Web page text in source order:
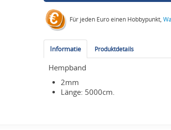
Für jeden Euro einen Hobbypunkt,
Informatie Produktdetails
Hempband
2mm
Länge: 5000cm.